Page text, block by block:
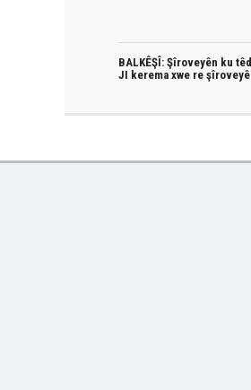
BALKÊŞÎ: Şîroveyên ku
JI kerema xwe re